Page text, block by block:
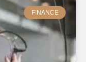
FINANCE